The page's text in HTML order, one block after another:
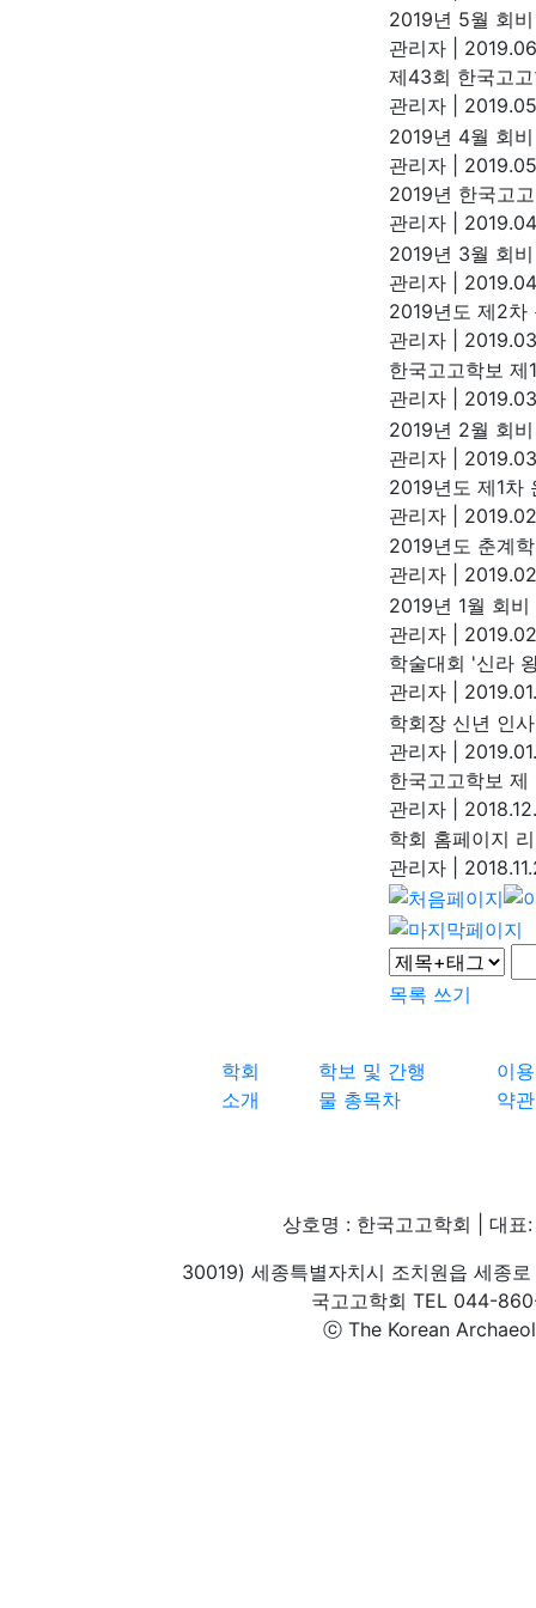
2019년 5월 회
관리자
제43회 한국고
관리자
2019년 4월 회
관리자
2019년 한국고
관리자
2019년 3월 회
관리자
2019년도 제2차
관리자
한국고고학보 제
관리자
2019년 2월 회
관리자
2019년도 제1차
관리자
2019년도 춘계
관리자
2019년 1월 회
관리자
학술대회 '신라
관리자
학회장 신년 인사
관리자
한국고고학보 제
관리자
학회 홈페이지
관리자
목록 쓰기
학회
소개
학보 및 간행
물 총목차
이용
약관
상호명 : 한국고고학회 | 대
30019) 세종특별자치시 조치원읍 세종
국고고학회 TEL 044-
ⓒ The Korean